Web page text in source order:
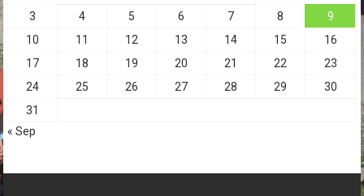
3
4 5 6 7 8
9
10
11 12 13 14 15
16
17
18 19 20 21 22
23
24
25 26 27 28 29
30
31
« Sep